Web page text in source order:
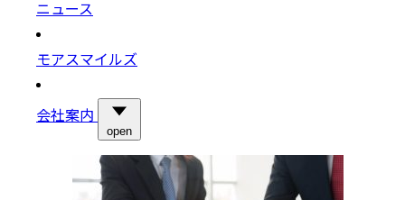
ニュース
モアスマイルズ
会社案内
open